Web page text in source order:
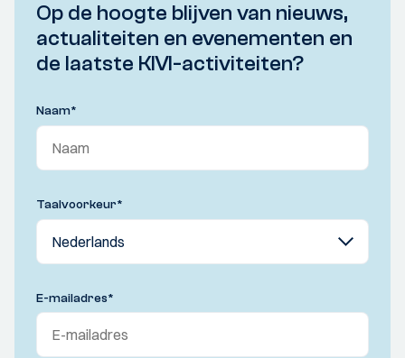
Op de hoogte blijven van nieuws,
actualiteiten en evenementen en
de laatste KIVI-activiteiten?
Naam*
Taalvoorkeur*
E-mailadres*